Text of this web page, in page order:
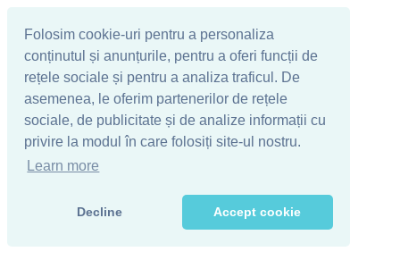
Folosim cookie-uri pentru a personaliza
conținutul și anunțurile, pentru a oferi funcții de
rețele sociale și pentru a analiza traficul. De
asemenea, le oferim partenerilor de rețele
sociale, de publicitate și de analize informații cu
privire la modul în care folosiți site-ul nostru.
Learn more
Decline Accept cookie